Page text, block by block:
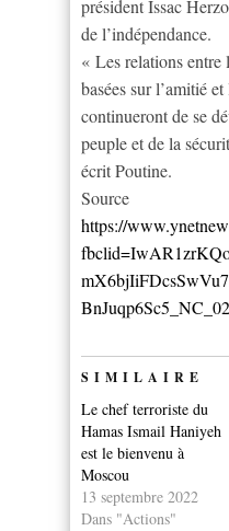
président Issac
de l’indépendance.
« Les relations entre
basées sur l’amitié
continueront de se
peuple et de la
écrit Poutine.
Source
https://
SIMILAIRE
Le chef terroriste du
Hamas Ismail Haniyeh
est le bienvenu à
Moscou
13 septembre 2022
Dans "Actions"